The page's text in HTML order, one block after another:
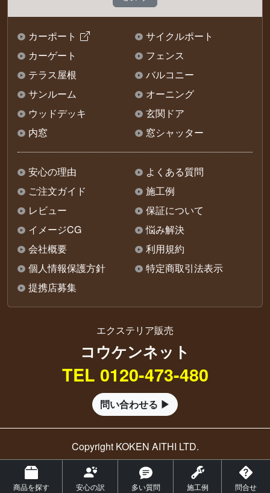
商品を探す 安心の訳 多い質問 施工例 問合せ
カーポート
サイクルポート
カーゲート
フェンス
テラス屋根
バルコニー
サンルーム
オーニング
ウッドデッキ
玄関ドア
内窓
窓シャッター
安心の理由
よくある質問
ご注文ガイド
施工例
レビュー
保証について
イメージCG
悩み解決
会社概要
利用規約
個人情報保護方針
特定商取引法表示
提携店募集
エクステリア販売
コウケンネット
TEL 0120-473-480
問い合わせる ▶
Copyright KOKEN AITHI LTD.